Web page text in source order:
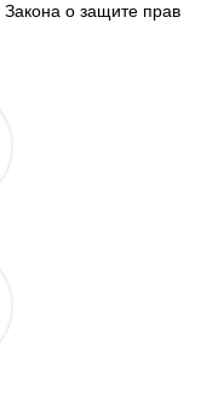
Закона о защите прав